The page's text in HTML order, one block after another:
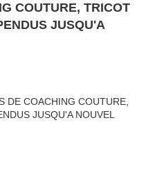
COUTURE, TRICOT
JUSQU'A